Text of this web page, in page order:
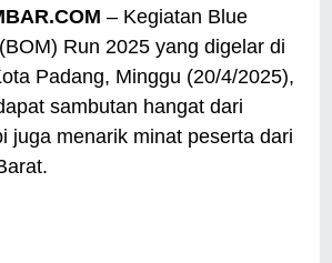
– Kegiatan Blue
Run 2025 yang digelar di
Padang, Minggu (20/4/2025),
sambutan hangat dari
juga menarik minat peserta dari